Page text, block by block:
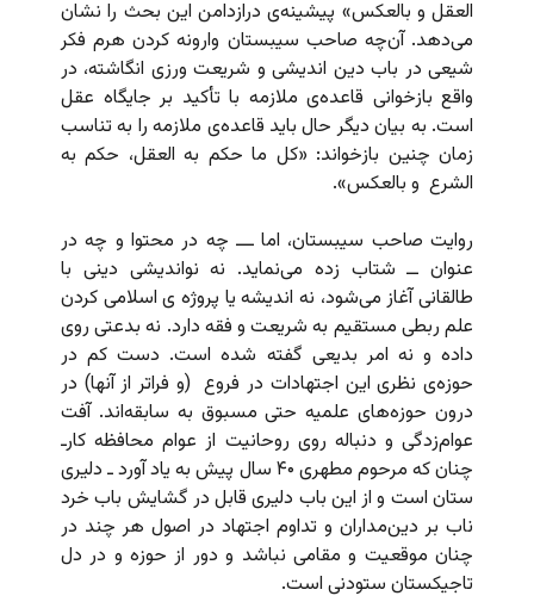
العقل و بالعکس» پیشینه‌ی درازدامن این بحث را نشان
می‌دهد. آن‌چه صاحب سیبستان وارونه کردن هرم فکر
شیعی در باب دین اندیشی و شریعت ورزی انگاشته، در
واقع بازخوانی قاعده‌ی ملازمه با تأکید بر جایگاه عقل
است. به بیان دیگر حال باید قاعده‌ی ملازمه را به تناسب
زمان چنین بازخواند: «کل ما حکم به العقل، حکم به
الشرع و بالعکس».
روایت صاحب سیبستان، اما ـــ چه در محتوا و چه در
عنوان ــ شتاب زده می‌نماید. نه نواندیشی دینی با
طالقانی آغاز می‌شود، نه اندیشه یا پروژه ی اسلامی کردن
علم ربطی مستقیم به شریعت و فقه دارد. نه بدعتی روی
داده و نه امر بدیعی گفته شده است. دست کم در
حوزه‌ی نظری این اجتهادات در فروع (و فراتر از آنها) در
درون حوزه‌های علمیه حتی مسبوق به سابقه‌اند. آفت
عوام‌زدگی و دنباله روی روحانیت از عوام محافظه کارـ
چنان که مرحوم مطهری ۴۰ سال پیش به یاد آورد ـ دلیری
ستان است و از این باب دلیری قابل در گشایش باب خرد
ناب بر دین‌مداران و تداوم اجتهاد در اصول هر چند در
چنان موقعیت و مقامی نباشد و دور از حوزه و در دل
تاجیکستان ستودنی است.